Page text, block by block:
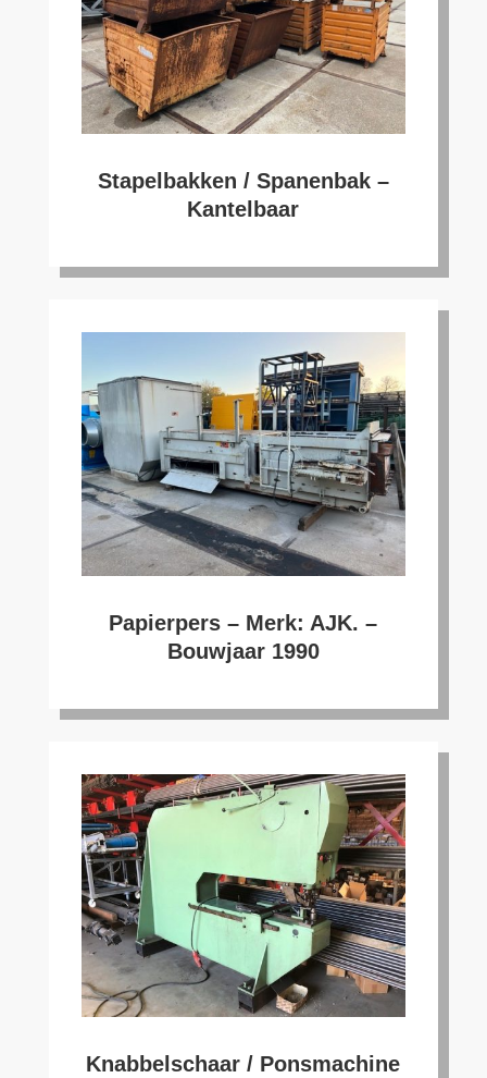
Stapelbakken / Spanenbak –
Kantelbaar
Papierpers – Merk: AJK. –
Bouwjaar 1990
Knabbelschaar / Ponsmachine